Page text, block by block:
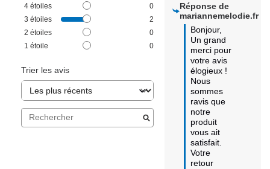
4 étoiles
0
3 étoiles
2
2 étoiles
0
1 étoile 0
Trier les avis
Réponse de
mariannemelodie.fr
Bonjour,
Un grand
merci pour
votre avis
élogieux !
Nous
sommes
ravis que
notre
produit
vous ait
satisfait.
Votre
retour